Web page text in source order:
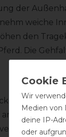
der
weiche
den
Die
wird diese
und
Wir
Medien von
deine IP-
oder